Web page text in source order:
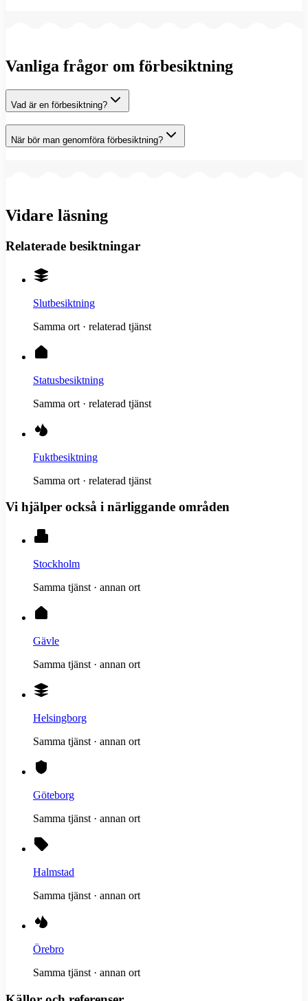
Vanliga frågor om förbesiktning
Vad är en förbesiktning?
När bör man genomföra förbesiktning?
Vidare läsning
Relaterade besiktningar
Slutbesiktning
Samma ort · relaterad tjänst
Statusbesiktning
Samma ort · relaterad tjänst
Fuktbesiktning
Samma ort · relaterad tjänst
Vi hjälper också i närliggande områden
Stockholm
Samma tjänst · annan ort
Gävle
Samma tjänst · annan ort
Helsingborg
Samma tjänst · annan ort
Göteborg
Samma tjänst · annan ort
Halmstad
Samma tjänst · annan ort
Örebro
Samma tjänst · annan ort